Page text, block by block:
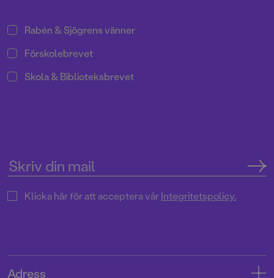
Rabén & Sjögrens vänner
Förskolebrevet
Skola & Biblioteksbrevet
Klicka här för att acceptera vårIntegritetspolicy.
Adress